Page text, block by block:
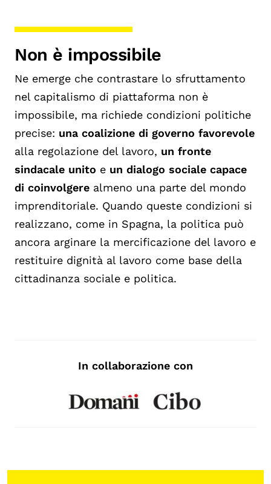
Non è impossibile
Ne emerge che contrastare lo sfruttamento
nel capitalismo di piattaforma non è
impossibile, ma richiede condizioni politiche
precise: una coalizione di governo favorevole
alla regolazione del lavoro, un fronte
sindacale unito e un dialogo sociale capace
di coinvolgere almeno una parte del mondo
imprenditoriale. Quando queste condizioni si
realizzano, come in Spagna, la politica può
ancora arginare la mercificazione del lavoro e
restituire dignità al lavoro come base della
cittadinanza sociale e politica.
In collaborazione con